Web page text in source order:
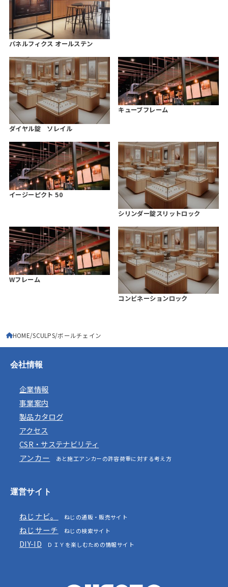
パネルフィクス オールステン
ダイヤル錠 ソレイル
キューブフレーム
イージーピクト 50
シリンダー錠スリットロック
Wフレーム
コンビネーションロック
HOME SCULPS ボールチェイン
会社情報
企業情報
事業案内
製品カタログ
アクセス
CSR・サステナビリティ
アンカー
あと施工アンカーの許容荷重に対する考え方
運営サイト
ねじナビ。 ねじの通販・販売サイト
ねじサーチ ねじの検索サイト
DIY-ID ＤＩＹを楽しむための情報サイト